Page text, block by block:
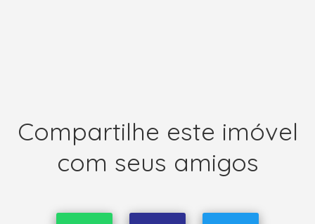
Compartilhe este imóvel
com seus amigos